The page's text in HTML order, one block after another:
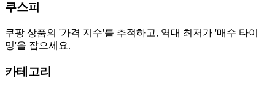
쿠스피
쿠팡 상품의 '가격 지수'를 추적하고, 역대 최저가 '매수 타이
밍'을 잡으세요.
카테고리